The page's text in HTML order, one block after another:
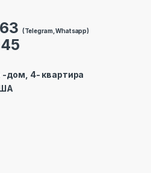
(Telegram, Whatsapp)
дом, 4- квартира